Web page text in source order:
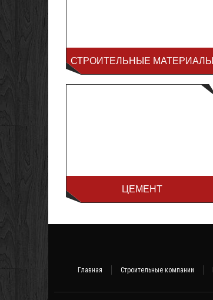
СТРОИТЕЛЬНЫЕ МАТЕРИАЛЫ
ЦЕМЕНТ
Главная Строительные компании